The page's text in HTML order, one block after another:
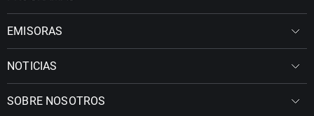
EMISORAS
NOTICIAS
SOBRE NOSOTROS